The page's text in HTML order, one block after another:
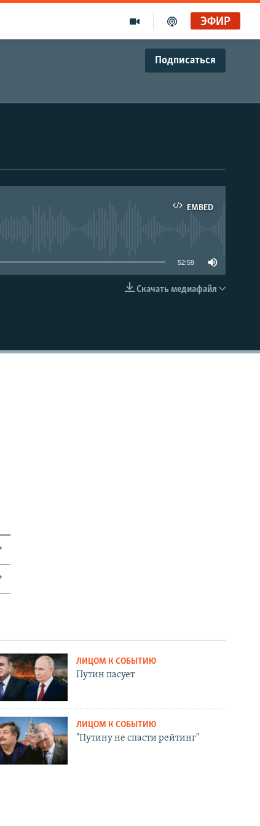
ЭФИР
Подписаться
EMBED
EMBED
52:59
Скачать медиафайл
ЛИЦОМ К СОБЫТИЮ
Путин пасует
ЛИЦОМ К СОБЫТИЮ
"Путину не спасти рейтинг"